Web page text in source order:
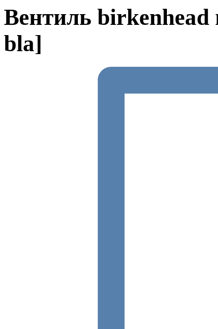
Вентиль
bla]